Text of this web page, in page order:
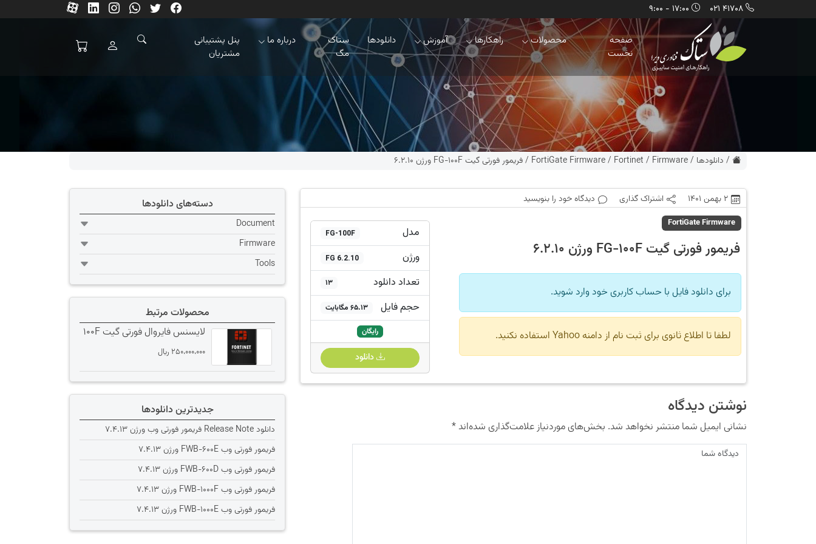
41708 021
صفحه
نخست
محصولات راهکارها آموزش دانلودها
ستاک
مگ
درباره ما
پنل پشتیبانی
مشتریان
/ دانلودها /
Firmware
/
Fortinet
/
FortiGate Firmware
/فریمور فورتی گیت FG-100F ورژن 6.2.10
2 بهمن 1401 اشتراک گذاری دیدگاه خود را بنویسید
FortiGate Firmware
فریمور فورتی گیت FG-100F ورژن 6.2.10
برای دانلود فایل با حساب کاربری خود وارد شوید.
لطفا تا اطلاع ثانوی برای ثبت نام از دامنه Yahoo استفاده نکنید.
مدل FG-100F
ورژن FG 6.2.10
تعداد دانلود 13
حجم فایل 65.13 مگابایت
رایگان
دانلود
نوشتن دیدگاه
نشانی ایمیل شما منتشر نخواهد شد. بخش‌های موردنیاز علامت‌گذاری شده‌اند*
دسته‌های دانلودها
Document
Firmware
Tools
محصولات مرتبط
لایسنس فایروال فورتی گیت 100F
250،000،000 ﷼
جدیدترین دانلودها
دانلود Release Note فریمور فورتی وب ورژن 7.4.13
فریمور فورتی وب FWB-600E ورژن 7.4.13
فریمور فورتی وب FWB-600D ورژن 7.4.13
فریمور فورتی وب FWB-1000F ورژن 7.4.13
فریمور فورتی وب FWB-1000E ورژن 7.4.13